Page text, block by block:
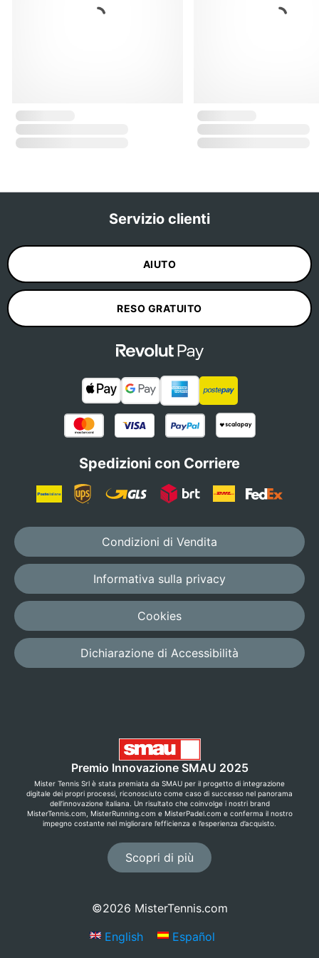
Servizio clienti
AIUTO
RESO GRATUITO
Spedizioni con Corriere
Condizioni di Vendita
Informativa sulla privacy
Cookies
Dichiarazione di Accessibilità
Premio Innovazione SMAU 2025
Mister Tennis Srl è stata premiata da SMAU per il progetto di integrazione
digitale dei propri processi, riconosciuto come caso di successo nel panorama
dell’innovazione italiana. Un risultato che coinvolge i nostri brand
MisterTennis.com, MisterRunning.com e MisterPadel.com e conferma il nostro
impegno costante nel migliorare l’efficienza e l’esperienza d’acquisto.
Scopri di più
©2026 MisterTennis.com
English
Español